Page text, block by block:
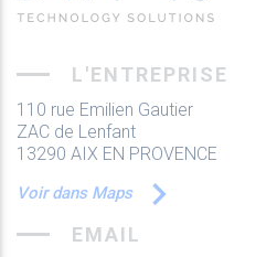
L'ENTREPRISE
110 rue Emilien Gautier
ZAC de Lenfant
13290 AIX EN PROVENCE
Voir dans Maps
EMAIL